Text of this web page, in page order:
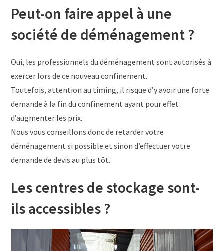
Peut-on faire appel à une
société de déménagement ?
Oui, les professionnels du déménagement sont autorisés à
exercer lors de ce nouveau confinement.
Toutefois, attention au timing, il risque d’y avoir une forte
demande à la fin du confinement ayant pour effet
d’augmenter les prix.
Nous vous conseillons donc de retarder votre
déménagement si possible et sinon d’effectuer votre
demande de devis au plus tôt.
Les centres de stockage sont-
ils accessibles ?